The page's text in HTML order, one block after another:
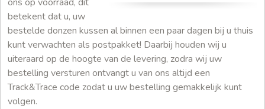
betekent dat u, uw
bestelde donzen kussen al binnen een paar dagen bij u thuis
kunt verwachten als postpakket! Daarbij houden wij u
uiteraard op de hoogte van de levering, zodra wij uw
bestelling versturen ontvangt u van ons altijd een
Track&Trace code zodat u uw bestelling gemakkelijk kunt
volgen.